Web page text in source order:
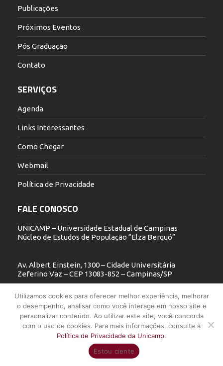
Publicações
Próximos Eventos
Pós Graduação
Contato
SERVIÇOS
Agenda
Links Interessantes
Como Chegar
Webmail
Política de Privacidade
FALE CONOSCO
UNICAMP – Universidade Estadual de Campinas
Núcleo de Estudos de População “Elza Berquó”
Av. Albert Einstein, 1300 – Cidade Universitária
Zeferino Vaz – CEP 13083-852 – Campinas/SP
19 3521.5900
nepo@unicamp.br
UNICAMP - Universidade Estadual de Campinas - Núcleo de Estudos
de População "Elza Berquó" - Todos os direitos reservados
Utilizamos cookies para oferecer melhor experiência, melhorar
o desempenho, analisar como você interage em nosso site e
personalizar conteúdo. Ao utilizar este site, você concorda
com o uso de cookies. Para mais informações, consulte a
Política de Privacidade da Unicamp.
Estou ciente